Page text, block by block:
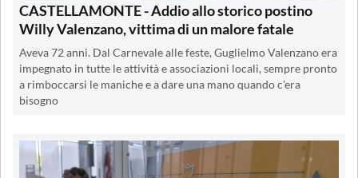
CASTELLAMONTE - Addio allo storico postino
Willy Valenzano, vittima di un malore fatale
Aveva 72 anni. Dal Carnevale alle feste, Guglielmo Valenzano era
impegnato in tutte le attività e associazioni locali, sempre pronto
a rimboccarsi le maniche e a dare una mano quando c'era
bisogno